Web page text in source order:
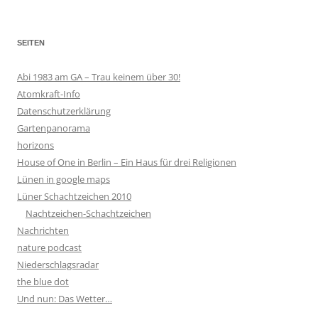
SEITEN
Abi 1983 am GA – Trau keinem über 30!
Atomkraft-Info
Datenschutzerklärung
Gartenpanorama
horizons
House of One in Berlin – Ein Haus für drei Religionen
Lünen in google maps
Lüner Schachtzeichen 2010
Nachtzeichen-Schachtzeichen
Nachrichten
nature podcast
Niederschlagsradar
the blue dot
Und nun: Das Wetter…